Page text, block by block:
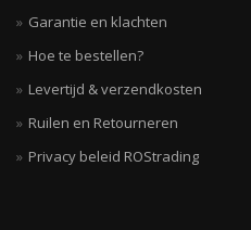
Garantie en klachten
Hoe te bestellen?
Levertijd & verzendkosten
Ruilen en Retourneren
Privacy beleid ROStrading